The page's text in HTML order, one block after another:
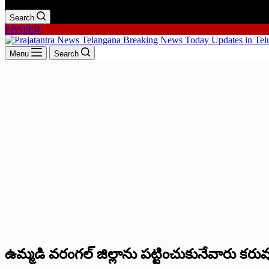
Search
EPAPER
Menu Search
ఉమ్మడి వరంగల్ జిల్లాను పట్టించుకునేవారు